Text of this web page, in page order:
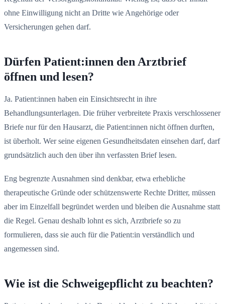
ohne Einwilligung nicht an Dritte wie Angehörige oder
Versicherungen gehen darf.
Dürfen Patient:innen den Arztbrief
öffnen und lesen?
Ja. Patient:innen haben ein Einsichtsrecht in ihre
Behandlungsunterlagen. Die früher verbreitete Praxis verschlossener
Briefe nur für den Hausarzt, die Patient:innen nicht öffnen durften,
ist überholt. Wer seine eigenen Gesundheitsdaten einsehen darf, darf
grundsätzlich auch den über ihn verfassten Brief lesen.
Eng begrenzte Ausnahmen sind denkbar, etwa erhebliche
therapeutische Gründe oder schützenswerte Rechte Dritter, müssen
aber im Einzelfall begründet werden und bleiben die Ausnahme statt
die Regel. Genau deshalb lohnt es sich, Arztbriefe so zu
formulieren, dass sie auch für die Patient:in verständlich und
angemessen sind.
Wie ist die Schweigepflicht zu beachten?